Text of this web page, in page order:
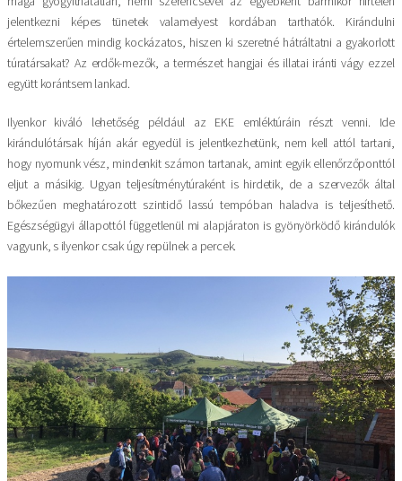
jelentkezni képes tünetek valamelyest kordában tarthatók. Kirándulni
értelemszerűen mindig kockázatos, hiszen ki szeretné hátráltatni a gyakorlott
túratársakat? Az erdők-mezők, a természet hangjai és illatai iránti vágy ezzel
együtt korántsem lankad.
Ilyenkor kiváló lehetőség például az EKE emléktúráin részt venni. Ide
kirándulótársak híján akár egyedül is jelentkezhetünk, nem kell attól tartani,
hogy nyomunk vész, mindenkit számon tartanak, amint egyik ellenőrzőponttól
eljut a másikig. Ugyan teljesítménytúraként is hirdetik, de a szervezők által
bőkezűen meghatározott szintidő lassú tempóban haladva is teljesíthető.
Egészségügyi állapottól függetlenül mi alapjáraton is gyönyörködő kirándulók
vagyunk, s ilyenkor csak úgy repülnek a percek.